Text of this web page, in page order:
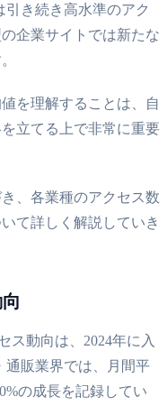
き続き高水準のアク
企業サイトでは新たな
を理解することは、自
立てる上で非常に重要
、各業種のアクセス数
て詳しく解説していき
ス動向は、2024年に入
通販業界では、月間平
の成長を記録してい